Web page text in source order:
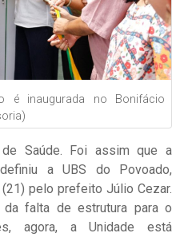
é inaugurada no Bonifácio
Saúde. Foi assim que a
a UBS do Povoado,
pelo prefeito Júlio Cezar.
falta de estrutura para o
agora, a Unidade está